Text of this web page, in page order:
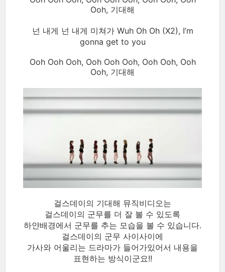
Ooh, 기대해
넌 내게 넌 내게 미쳐가 Wuh Oh Oh (X2), I’m
gonna get to you
Ooh Ooh Ooh, Ooh Ooh Ooh, Ooh Ooh, Ooh
Ooh, 기대해
걸스데이의 기대해 뮤직비디오는
걸스데이의 군무를 더 잘 볼 수 있도록
하얀배경에서 군무를 추는 모습을 볼 수 있습니다.
걸스데이의 군무 사이사이에
가사와 어울리는 드라마가 들어가있어서 내용을
표현하는 방식이군요!!